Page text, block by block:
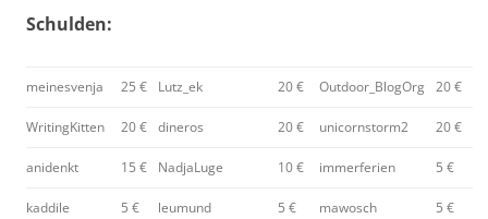
Schulden:
meinesvenja 25 € Lutz_ek 20 € Outdoor_BlogOrg 20 €
WritingKitten 20 € dineros 20 € unicornstorm2 20 €
anidenkt 15 € NadjaLuge 10 € immerferien 5 €
kaddile 5 € leumund 5 € mawosch 5 €